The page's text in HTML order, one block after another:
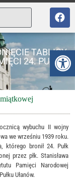
TABLICY
24. PUŁKU
wybuchu II wojny
we wrześniu 1939 roku.
którego bronił 24. Pułk
przez płk. Stanisława
Pamięci Narodowej
Ułanów.